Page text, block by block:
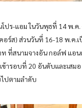
ปร-แอม ในวันพุธที่ 14 พ.
ร์ส) ส่วนวันที่ 16-18 พ.ค.
ท ที่สนามจางอัน กอล์ฟ แ
ารอบที่ 20 อันดับและเสม
ไปตามลำดับ